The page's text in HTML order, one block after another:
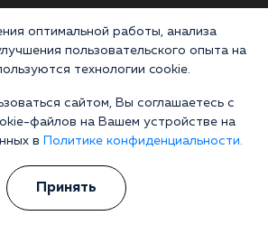
оказываются ООО "М-Трезвость", по лицензии
оптимальной работы, анализа
пользовательского опыта на
технологии cookie.
сайтом, Вы соглашаетесь с
файлов на Вашем устройстве на
в
Политике конфиденциальности.
Принять